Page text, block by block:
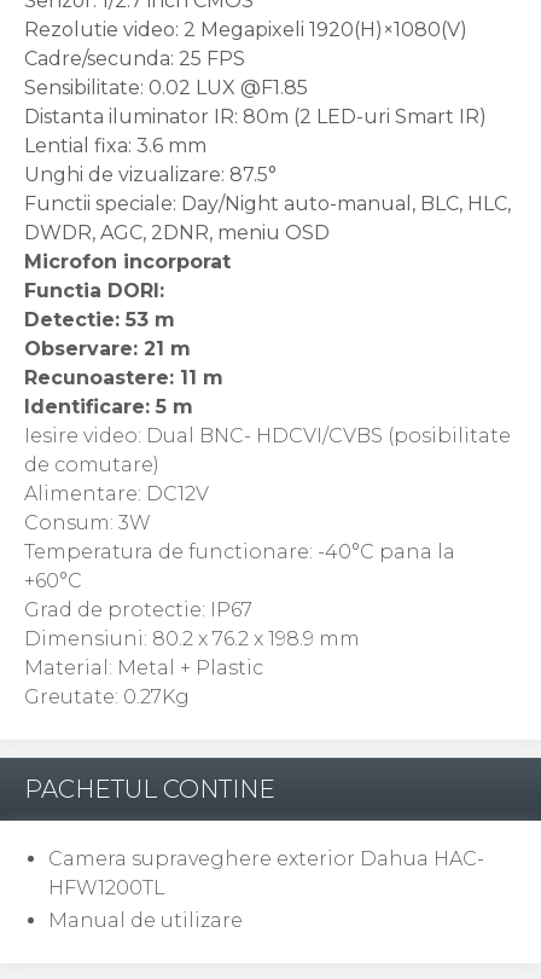
Rezolutie video: 2 Megapixeli 1920(H)×1080(V)
Cadre/secunda: 25 FPS
Sensibilitate: 0.02 LUX @F1.85
Distanta iluminator IR: 80m (2 LED-uri Smart IR)
Lential fixa: 3.6 mm
Unghi de vizualizare: 87.5°
Functii speciale: Day/Night auto-manual, BLC, HLC,
DWDR, AGC, 2DNR, meniu OSD
Microfon incorporat
Functia DORI:
Detectie: 53 m
Observare: 21 m
Recunoastere: 11 m
Identificare: 5 m
Iesire video: Dual BNC- HDCVI/CVBS (posibilitate
de comutare)
Alimentare: DC12V
Consum: 3W
Temperatura de functionare: -40°C pana la
+60°C
Grad de protectie: IP67
Dimensiuni: 80.2 x 76.2 x 198.9 mm
Material: Metal + Plastic
Greutate: 0.27Kg
PACHETUL CONTINE
Camera supraveghere exterior Dahua HAC-
HFW1200TL
Manual de utilizare